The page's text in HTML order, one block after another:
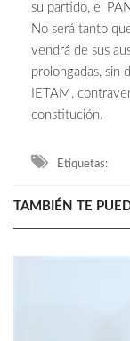
su partido, el
No será tanto
vendrá de sus
prolongadas, sin
IETAM,
constitución.
Etiquetas:
TAMBIÉN TE